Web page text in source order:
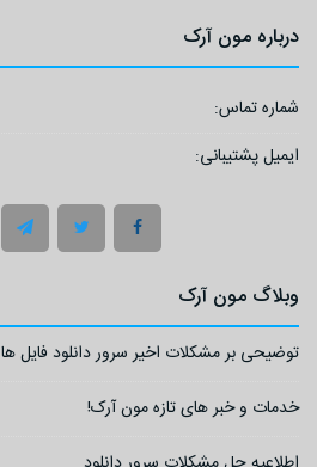
درباره مون آرک
شماره تماس:
ایمیل پشتیبانی:
وبلاگ مون آرک
توضیحی بر مشکلات اخیر سرور دانلود فایل ها
خدمات و خبر های تازه مون آرک!